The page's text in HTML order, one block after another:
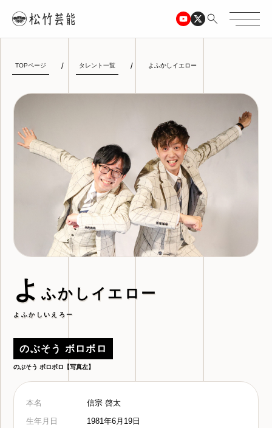
TOPページ タレント一覧 よふかしイエロー
よ ふかしイエロー
よふかしいえろー
のぶそう ボロボロ
のぶそう ボロボロ【写真左】
本名
信宗 啓太
生年月日
1981年6月19日